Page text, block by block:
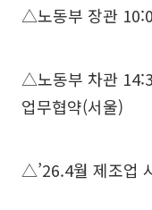
△노동부 장관
△노동부 차관
업무협약(서울)
△’26.4월 제조업